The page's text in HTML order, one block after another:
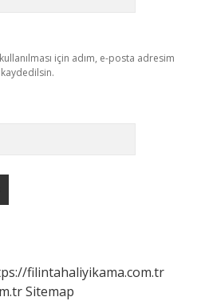
için adım, e-posta adresim
filintahaliyikama.com.tr
Sitemap